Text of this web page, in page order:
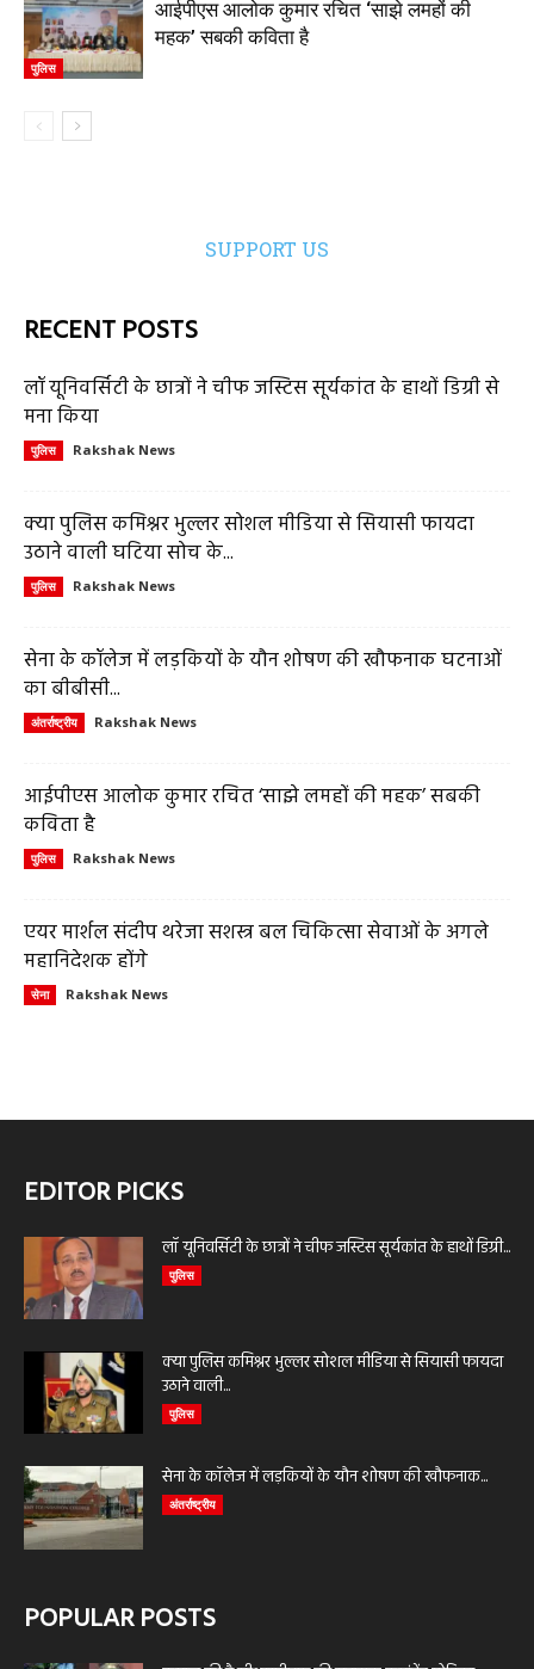
पुलिस
आईपीएस आलोक कुमार रचित ‘साझे लमहों की
महक’ सबकी कविता है
SUPPORT US
RECENT POSTS
लॉ यूनिवर्सिटी के छात्रों ने चीफ जस्टिस सूर्यकांत के हाथों डिग्री से
मना किया
पुलिस Rakshak News
क्या पुलिस कमिश्नर भुल्लर सोशल मीडिया से सियासी फायदा
उठाने वाली घटिया सोच के...
पुलिस Rakshak News
सेना के कॉलेज में लड़कियों के यौन शोषण की खौफनाक घटनाओं
का बीबीसी...
अंतर्राष्ट्रीय Rakshak News
आईपीएस आलोक कुमार रचित ‘साझे लमहों की महक’ सबकी
कविता है
पुलिस Rakshak News
एयर मार्शल संदीप थरेजा सशस्त्र बल चिकित्सा सेवाओं के अगले
महानिदेशक होंगे
सेना Rakshak News
EDITOR PICKS
लॉ यूनिवर्सिटी के छात्रों ने चीफ जस्टिस सूर्यकांत के हाथों डिग्री...
पुलिस
क्या पुलिस कमिश्नर भुल्लर सोशल मीडिया से सियासी फायदा
उठाने वाली...
पुलिस
सेना के कॉलेज में लड़कियों के यौन शोषण की खौफनाक...
अंतर्राष्ट्रीय
POPULAR POSTS